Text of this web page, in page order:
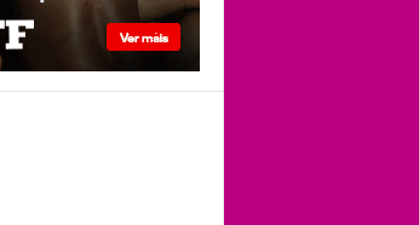
STF: Ministro
Cristiano Zanin vota